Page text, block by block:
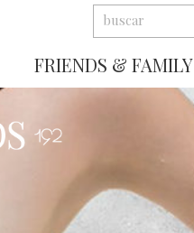
FRIENDS & FAMILY